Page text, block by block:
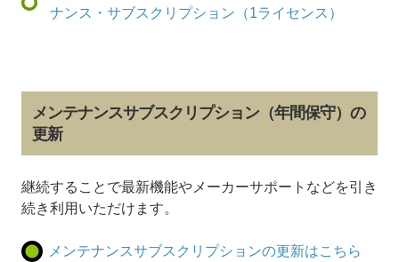
ナンス・サブスクリプション（1ライセンス）
メンテナンスサブスクリプション（年間保守）の
更新
継続することで最新機能やメーカーサポートなどを引き
続き利用いただけます。
メンテナンスサブスクリプションの更新はこちら